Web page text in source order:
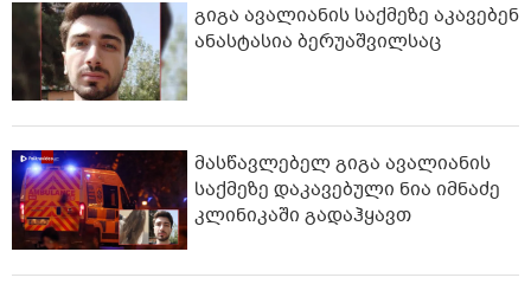
გიგა ავალიანის საქმეზე აკავებენ
ანასტასია ბერუაშვილსაც
მასწავლებელ გიგა ავალიანის
საქმეზე დაკავებული ნია იმნაძე
კლინიკაში გადაჰყავთ